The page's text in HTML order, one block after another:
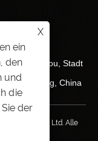
Wangshantou, Stadt
Zhejiang, China
Industry Co., Ltd. Alle
X
ein
den
und
die
der